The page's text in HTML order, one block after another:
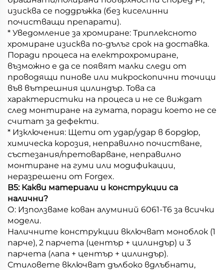
изисква се поддръжка (без киселинни
почистващи препарати).
* Уведомление за хромиране: Триплексното
хромиране изисква по-дълъг срок на доставка.
Поради процеса на електрохромиране,
възможно е да се появят малки следи от
проводящи пинове или микроскопични точици
във вътрешния цилиндър. Това са
характеристики на процеса и не се виждат
след монтиране на гумата, поради което не се
считат за дефекти.
* Изключения: Щети от удар/удар в бордюр,
химическа корозия, неправилно почистване,
състезания/претоварване, неправилно
монтиране на гуми или модификации,
неразрешени от Forgex.
В5: Какви материали и конструкции са
налични?
О: Използваме кован алуминий 6061-T6 за всички
модели.
Наличните конструкции включват моноблок (1
парче), 2 парчета (център + цилиндър) и 3
парчета (лапа + център + цилиндър).
Стиловете включват дълбоко вдлъбнати,